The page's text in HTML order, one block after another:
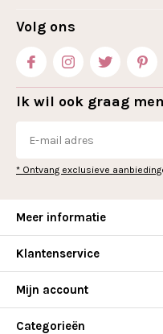
Volg ons
Ik wil ook graag
* Ontvang exclusieve
Meer informatie
Klantenservice
Mijn account
Categorieën